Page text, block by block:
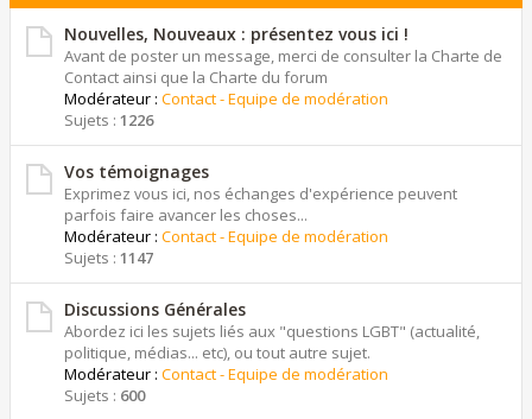
r
r
Nouvelles, Nouveaux : présentez vous ici !
Avant de poster un message, merci de consulter la Charte de
Contact ainsi que la Charte du forum
Modérateur : Contact - Equipe de modération
Sujets : 1226
Vos témoignages
Exprimez vous ici, nos échanges d'expérience peuvent
parfois faire avancer les choses...
Modérateur : Contact - Equipe de modération
Sujets : 1147
Discussions Générales
Abordez ici les sujets liés aux "questions LGBT" (actualité,
politique, médias... etc), ou tout autre sujet.
Modérateur : Contact - Equipe de modération
Sujets : 600